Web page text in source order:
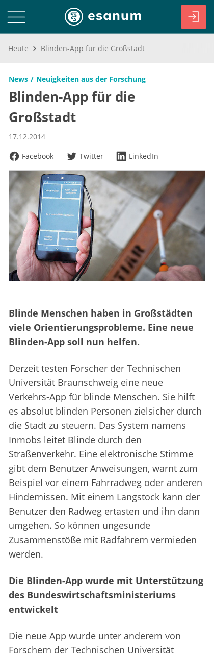
Heute Blinden-App für die Großstadt
News Neuigkeiten aus der Forschung
Blinden-App für die
Großstadt
17.12.2014
Facebook
Twitter LinkedIn
Blinde Menschen haben in Großstädten
viele Orientierungsprobleme. Eine neue
Blinden-App soll nun helfen.
Derzeit testen Forscher der Technischen
Universität Braunschweig eine neue
Verkehrs-App für blinde Menschen. Sie hilft
es absolut blinden Personen zielsicher durch
die Stadt zu steuern. Das System namens
Inmobs leitet Blinde durch den
Straßenverkehr. Eine elektronische Stimme
gibt dem Benutzer Anweisungen, warnt zum
Beispiel vor einem Fahrradweg oder anderen
Hindernissen. Mit einem Langstock kann der
Benutzer den Radweg ertasten und ihn dann
umgehen. So können ungesunde
Zusammenstöße mit Radfahrern vermieden
werden.
Die Blinden-App wurde mit Unterstützung
des Bundeswirtschaftsministeriums
entwickelt
Die neue App wurde unter anderem von
Forschern der Technischen Universität